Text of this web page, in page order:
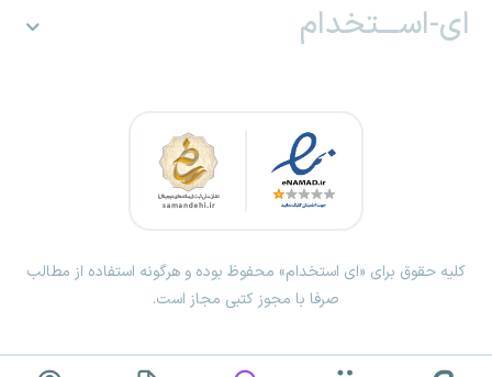
ای-اســـتخدام
کلیه حقوق برای «ای استخدام» محفوظ بوده و هرگونه استفاده از مطالب
صرفا با مجوز کتبی مجاز است.